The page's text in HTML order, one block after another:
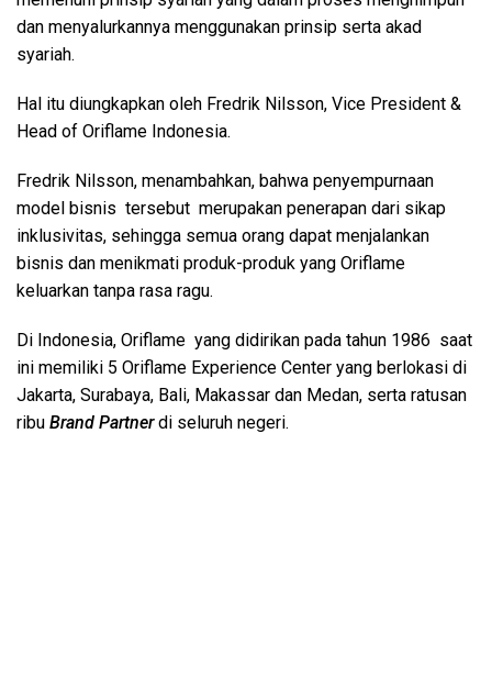
dan menyalurkannya menggunakan prinsip serta akad
syariah.
Hal itu diungkapkan oleh Fredrik Nilsson, Vice President &
Head of Oriflame Indonesia.
Fredrik Nilsson, menambahkan, bahwa penyempurnaan
model bisnis tersebut merupakan penerapan dari sikap
inklusivitas, sehingga semua orang dapat menjalankan
bisnis dan menikmati produk-produk yang Oriflame
keluarkan tanpa rasa ragu.
Di Indonesia, Oriflame yang didirikan pada tahun 1986 saat
ini memiliki 5 Oriflame Experience Center yang berlokasi di
Jakarta, Surabaya, Bali, Makassar dan Medan, serta ratusan
ribu Brand Partnerdi seluruh negeri.